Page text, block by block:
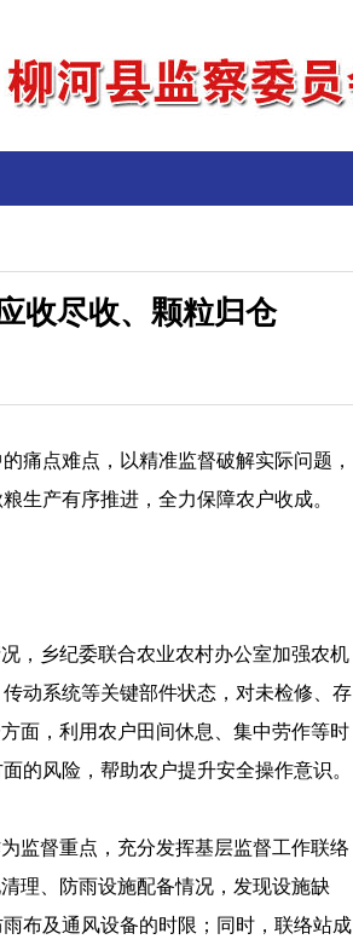
收尽收、颗粒归仓
痛点难点，以精准监督破解实际问题，
生产有序推进，全力保障农户收成。
，乡纪委联合农业农村办公室加强农机
动系统等关键部件状态，对未检修、存
面，利用农户田间休息、集中劳作等时
的风险，帮助农户提升安全操作意识。
监督重点，充分发挥基层监督工作联络
理、防雨设施配备情况，发现设施缺
布及通风设备的时限；同时，联络站成